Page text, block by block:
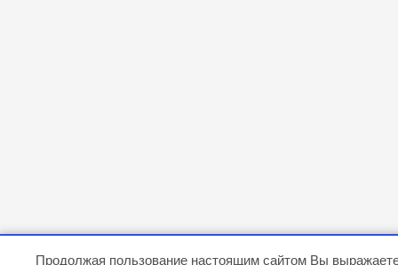
Продолжая пользование настоящим сайтом Вы